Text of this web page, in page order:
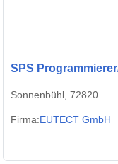
SPS
Sonnenbühl, 72820
Firma:EUTECT GmbH